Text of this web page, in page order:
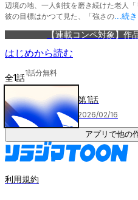
辺境の地、一人剣技を磨き続けた老人「
彼の目標はかつて見た、「強さの...続
【連載コンペ対象】作
はじめから読む
全1話1話分無料
第1話
2026/02/16
アプリで他の
利用規約